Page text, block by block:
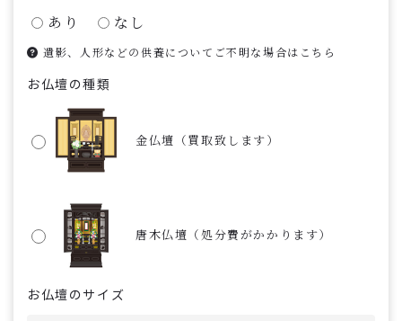
あり なし
遺影、人形などの供養についてご不明な場合はこちら
お仏壇の種類
金仏壇（買取致します）
唐木仏壇（処分費がかかります）
お仏壇のサイズ